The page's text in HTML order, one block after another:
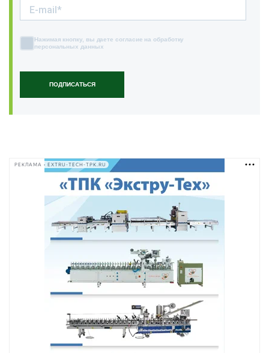
ПОДПИСАТЬСЯ
Нажимая кнопку, вы даете согласие на обработку
персональных данных
РЕКЛАМА • EXTRU-TECH-TPK.RU